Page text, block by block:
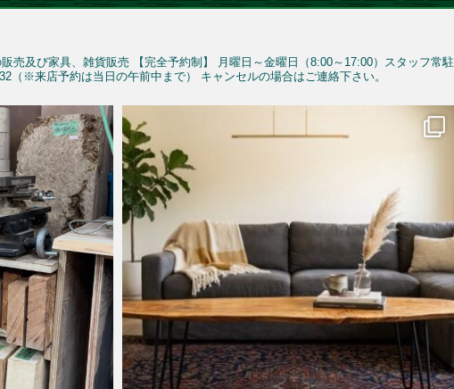
売及び家具、雑貨販売 【完全予約制】 月曜日～金曜日（8:00～17:00）スタッフ常駐
（※来店予約は当日の午前中まで） キャンセルの場合はご連絡下さい。